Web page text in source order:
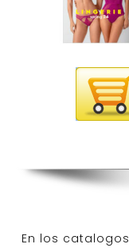
En los catalogos